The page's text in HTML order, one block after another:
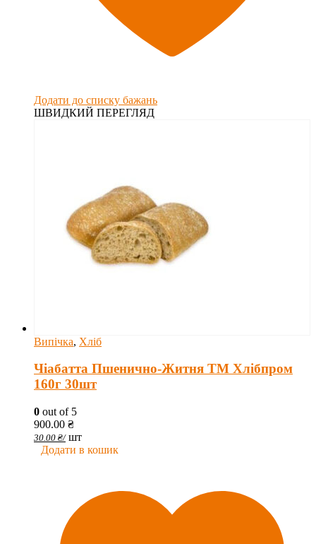
Додати до списку бажань
ШВИДКИЙ ПЕРЕГЛЯД
Випічка, Хліб
Чіабатта Пшенично-Житня ТМ Хлібпром
160г 30шт
0 out of 5
900.00 ₴
30.00 ₴/ шт
Додати в кошик